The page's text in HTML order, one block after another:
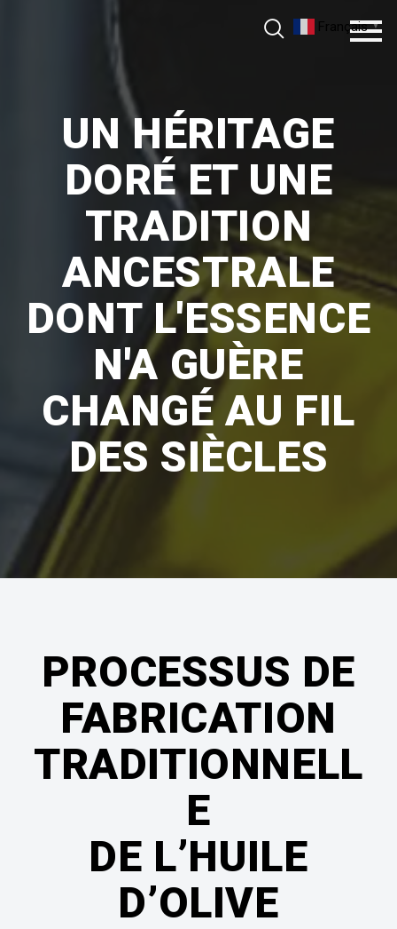
UN HÉRITAGE
DORÉ ET UNE
TRADITION
ANCESTRALE
DONT L'ESSENCE
N'A GUÈRE
CHANGÉ AU FIL
DES SIÈCLES
PROCESSUS DE
FABRICATION
TRADITIONNELL
E
DE L’HUILE
D’OLIVE
Français ▼